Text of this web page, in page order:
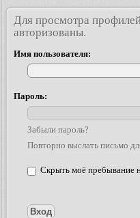
Для просмотра
авторизованы.
Имя пользователя:
Пароль:
Забыли пароль?
Повторно выслать письмо
Скрыть моё пребывание